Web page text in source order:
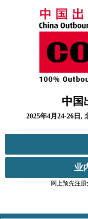
中国
2025年4月24-26日,
业
网上预先注